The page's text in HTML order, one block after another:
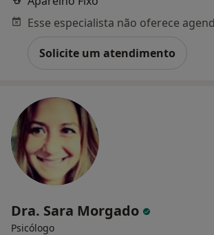
Solicite um atendimento
Dra. Sara Morgado
Psicólogo